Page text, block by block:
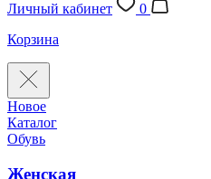
Личный кабинет
0
Корзина
Новое
Каталог
Обувь
Женская